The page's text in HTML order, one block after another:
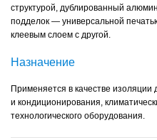
структурой, дублированный
подделок — универсальной
клеевым слоем с другой.
Назначение
Применяется в качестве изоляции
и кондиционирования,
технологического оборудования.